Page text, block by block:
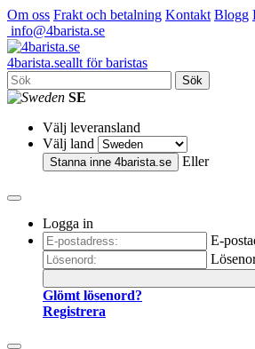
Om oss Frakt och betalning Kontakt Blogg
info@4barista.se
4barista.seallt för baristas
Sök
SE
Välj leveransland
Välj land
Stanna inne 4barista.se Eller
Logga in
E-
Glömt lösenord?
Registrera